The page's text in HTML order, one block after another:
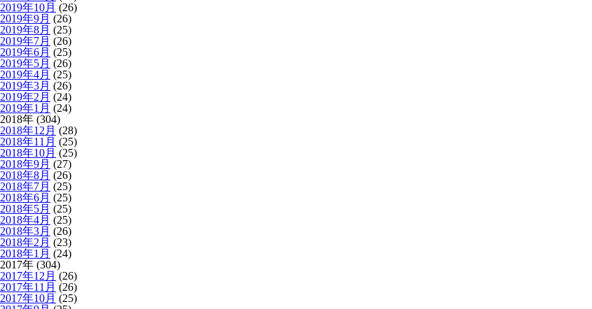
2019年10月 (26)
2019年9月 (26)
2019年8月 (25)
2019年7月 (26)
2019年6月 (25)
2019年5月 (26)
2019年4月 (25)
2019年3月 (26)
2019年2月 (24)
2019年1月 (24)
2018年 (304)
2018年12月 (28)
2018年11月 (25)
2018年10月 (25)
2018年9月 (27)
2018年8月 (26)
2018年7月 (25)
2018年6月 (25)
2018年5月 (25)
2018年4月 (25)
2018年3月 (26)
2018年2月 (23)
2018年1月 (24)
2017年 (304)
2017年12月 (26)
2017年11月 (26)
2017年10月 (25)